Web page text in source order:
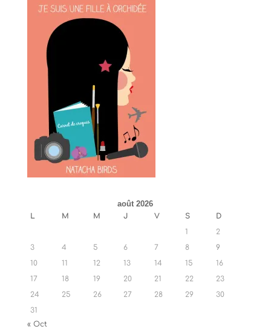
août 2026
L M M J V S
D
1
2
3
4 5 6 7 8
9
10
11 12 13 14 15
16
17
18 19 20 21 22
23
24
25 26 27 28 29
30
31
« Oct